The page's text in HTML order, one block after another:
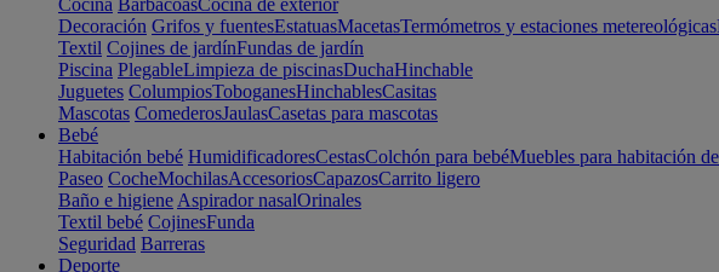
Cocina BarbacoasCocina de exterior
Decoración Grifos y fuentesEstatuasMacetasTermómetros y estaciones metereológicas
Textil Cojines de jardínFundas de jardín
Piscina PlegableLimpieza de piscinasDuchaHinchable
Juguetes ColumpiosToboganesHinchablesCasitas
Mascotas ComederosJaulasCasetas para mascotas
Bebé
Habitación bebé HumidificadoresCestasColchón para bebéMuebles para habitación
Paseo CocheMochilasAccesoriosCapazosCarrito ligero
Baño e higiene Aspirador nasalOrinales
Textil bebé CojinesFunda
Seguridad Barreras
Deporte